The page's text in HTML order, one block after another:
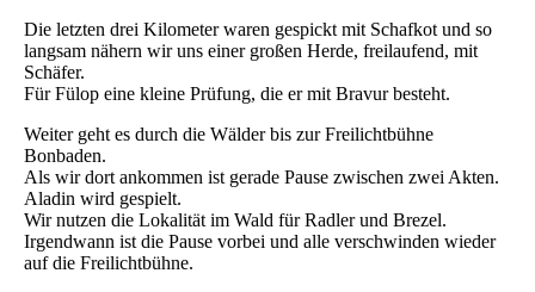
Die letzten drei Kilometer waren gespickt mit Schafkot und so
langsam nähern wir uns einer großen Herde, freilaufend, mit
Schäfer.
Für Fülop eine kleine Prüfung, die er mit Bravur besteht.
Weiter geht es durch die Wälder bis zur Freilichtbühne
Bonbaden.
Als wir dort ankommen ist gerade Pause zwischen zwei Akten.
Aladin wird gespielt.
Wir nutzen die Lokalität im Wald für Radler und Brezel.
Irgendwann ist die Pause vorbei und alle verschwinden wieder
auf die Freilichtbühne.